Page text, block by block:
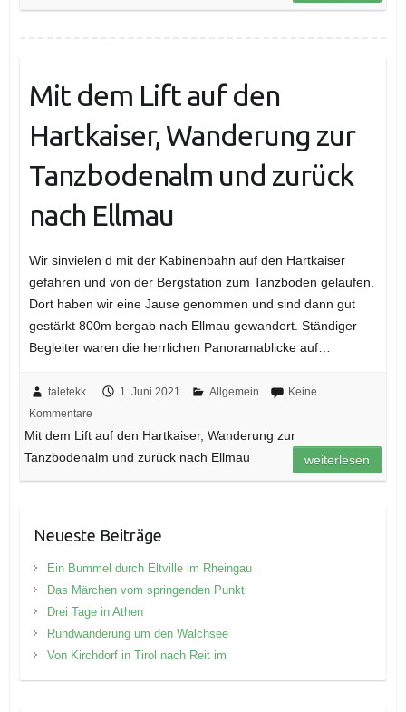
Mit dem Lift auf den
Hartkaiser, Wanderung zur
Tanzbodenalm und zurück
nach Ellmau
Wir sinvielen d mit der Kabinenbahn auf den Hartkaiser
gefahren und von der Bergstation zum Tanzboden gelaufen.
Dort haben wir eine Jause genommen und sind dann gut
gestärkt 800m bergab nach Ellmau gewandert. Ständiger
Begleiter waren die herrlichen Panoramablicke auf…
taletekk 1. Juni 2021 Allgemein
Keine
Kommentare
Mit dem Lift auf den Hartkaiser, Wanderung zur
Tanzbodenalm und zurück nach Ellmau
weiterlesen
Neueste Beiträge
Ein Bummel durch Eltville im Rheingau
Das Märchen vom springenden Punkt
Drei Tage in Athen
Rundwanderung um den Walchsee
Von Kirchdorf in Tirol nach Reit im